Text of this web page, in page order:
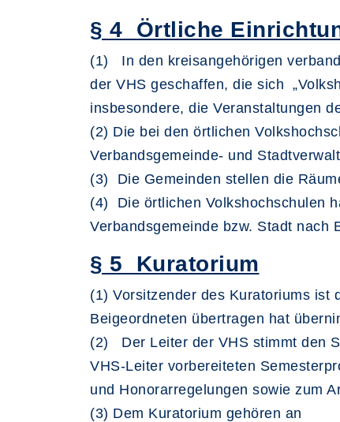
§ 4 Örtliche
(1) In den kreisangehörigen
der VHS geschaffen, die sich
insbesondere, die Veranstaltungen
(2) Die bei den örtlichen
Verbandsgemeinde- und
(3) Die Gemeinden stellen die
(4) Die örtlichen Volkshochschulen
Verbandsgemeinde bzw. Stadt nach
§ 5 Kuratorium
(1) Vorsitzender des Kuratoriums ist
Beigeordneten übertragen hat
(2) Der Leiter der VHS stimmt den
VHS-Leiter vorbereiteten
und Honorarregelungen sowie zum
(3) Dem Kuratorium gehören an